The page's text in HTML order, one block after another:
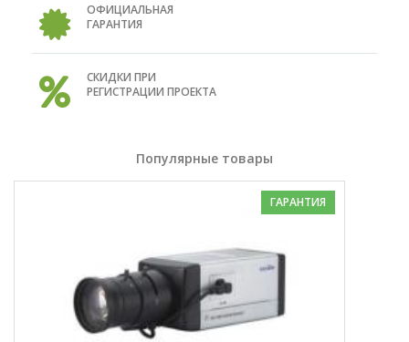
ОФИЦИАЛЬНАЯ
ГАРАНТИЯ
СКИДКИ ПРИ
РЕГИСТРАЦИИ ПРОЕКТА
Популярные товары
ГАРАНТИЯ